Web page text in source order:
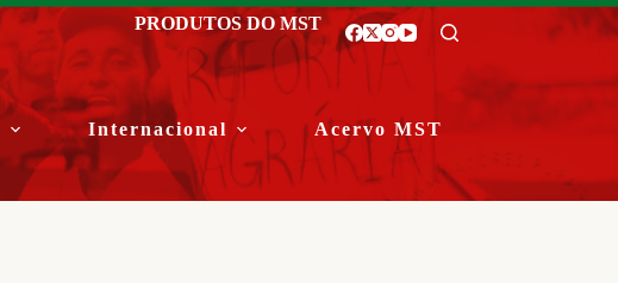
PRODUTOS DO MST
Internacional Acervo MST